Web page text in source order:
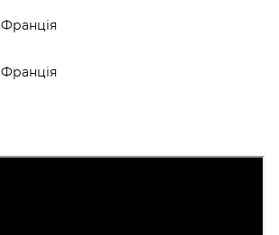
Франція
Франція